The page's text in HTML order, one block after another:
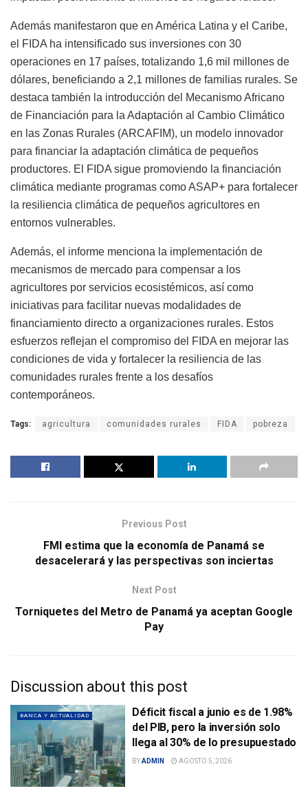
Además manifestaron que en América Latina y el Caribe,
el FIDA ha intensificado sus inversiones con 30
operaciones en 17 países, totalizando 1,6 mil millones de
dólares, beneficiando a 2,1 millones de familias rurales. Se
destaca también la introducción del Mecanismo Africano
de Financiación para la Adaptación al Cambio Climático
en las Zonas Rurales (ARCAFIM), un modelo innovador
para financiar la adaptación climática de pequeños
productores. El FIDA sigue promoviendo la financiación
climática mediante programas como ASAP+ para fortalecer
la resiliencia climática de pequeños agricultores en
entornos vulnerables.
Además, el informe menciona la implementación de
mecanismos de mercado para compensar a los
agricultores por servicios ecosistémicos, así como
iniciativas para facilitar nuevas modalidades de
financiamiento directo a organizaciones rurales. Estos
esfuerzos reflejan el compromiso del FIDA en mejorar las
condiciones de vida y fortalecer la resiliencia de las
comunidades rurales frente a los desafíos
contemporáneos.
Tags: agricultura comunidades rurales FIDA pobreza
Previous Post
FMI estima que la economía de Panamá se
desacelerará y las perspectivas son inciertas
Next Post
Torniquetes del Metro de Panamá ya aceptan Google
Pay
Discussion about this post
BANCA Y ACTUALIDAD
Déficit fiscal a junio es de 1.98%
del PIB, pero la inversión solo
llega al 30% de lo presupuestado
BYADMIN AGOSTO 5, 2026